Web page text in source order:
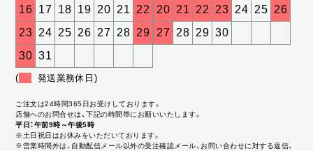
16 17 18 19 20 21
22
23 24 25 26 27 28 29
30 31
20 21 22 23 24 25 26
27 28 29 30
( 発送業務休日)
ご注文は24時間365日お受けしております。
店舗へのお問合せは、下記の時間帯にお願いいたします。
平日：午前9時～午後5時
※土日祝日はお休みをいただいております。
※営業時間外は、自動配信メール以外の受注確認メール、お問い合わせに対する返信、